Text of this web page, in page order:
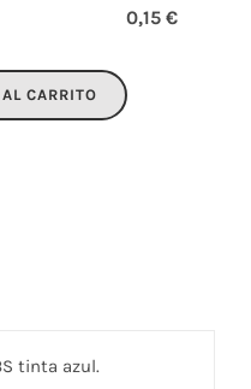
0,15 €
CARRITO
tinta azul.